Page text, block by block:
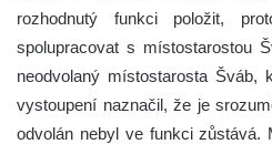
rozhodnutý funkci položit,
spolupracovat s místostarostou
neodvolaný místostarosta Šváb,
vystoupení naznačil, že je
odvolán nebyl ve funkci zůstává.